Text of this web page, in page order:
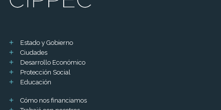
Estado y Gobierno
Ciudades
Desarrollo Económico
Protección Social
Educación
Cómo nos financiamos